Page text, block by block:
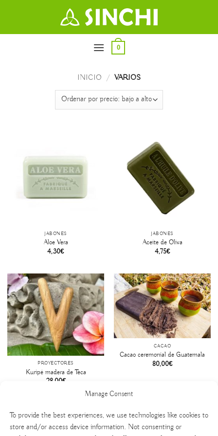
Manage Consent
To provide the best experiences, we use technologies like cookies to
store and/or access device information. Not consenting or
0
INICIO / VARIOS
JABONES
Aloe Vera
4,30€
JABONES
Aceite de Oliva
4,75€
PROYECTORES
Kuripé madera de Teca
28,00€
CACAO
Cacao ceremonial de Guatemala
80,00€